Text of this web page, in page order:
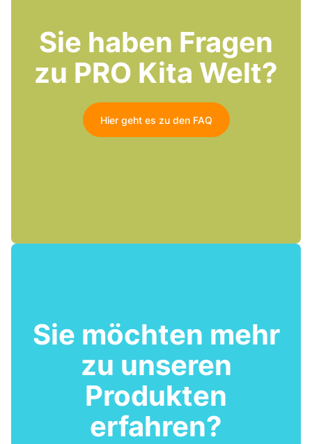
Sie haben Fragen
zu PRO Kita Welt?
Hier geht es zu den FAQ
Sie möchten mehr
zu unseren
Produkten
erfahren?